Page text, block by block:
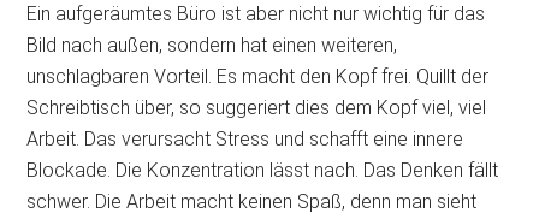
Ein aufgeräumtes Büro ist aber nicht nur wichtig für das
Bild nach außen, sondern hat einen weiteren,
unschlagbaren Vorteil. Es macht den Kopf frei. Quillt der
Schreibtisch über, so suggeriert dies dem Kopf viel, viel
Arbeit. Das verursacht Stress und schafft eine innere
Blockade. Die Konzentration lässt nach. Das Denken fällt
schwer. Die Arbeit macht keinen Spaß, denn man sieht